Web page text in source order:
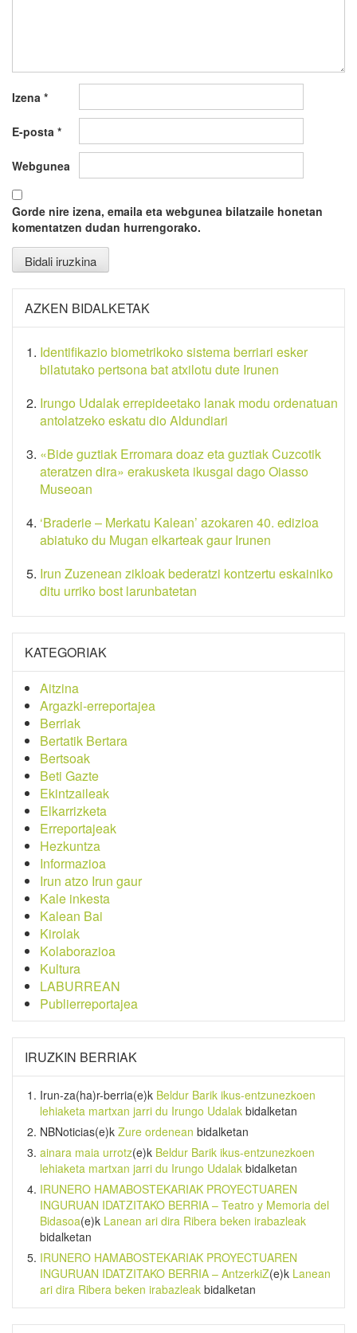
Izena *
E-posta *
Webgunea
Gorde nire izena, emaila eta webgunea bilatzaile honetan
komentatzen dudan hurrengorako.
AZKEN BIDALKETAK
Identifikazio biometrikoko sistema berriari esker
bilatutako pertsona bat atxilotu dute Irunen
Irungo Udalak errepideetako lanak modu ordenatuan
antolatzeko eskatu dio Aldundiari
«Bide guztiak Erromara doaz eta guztiak Cuzcotik
ateratzen dira» erakusketa ikusgai dago Oiasso
Museoan
‘Braderie – Merkatu Kalean’ azokaren 40. edizioa
abiatuko du Mugan elkarteak gaur Irunen
Irun Zuzenean zikloak bederatzi kontzertu eskainiko
ditu urriko bost larunbatetan
KATEGORIAK
Aitzina
Argazki-erreportajea
Berriak
Bertatik Bertara
Bertsoak
Beti Gazte
Ekintzaileak
Elkarrizketa
Erreportajeak
Hezkuntza
Informazioa
Irun atzo Irun gaur
Kale inkesta
Kalean Bai
Kirolak
Kolaborazioa
Kultura
LABURREAN
Publierreportajea
IRUZKIN BERRIAK
Irun-za(ha)r-berria(e)k Beldur Barik ikus-entzunezkoen
lehiaketa martxan jarri du Irungo Udalak bidalketan
NBNoticias(e)k Zure ordenean bidalketan
ainara maia urrotz(e)k Beldur Barik ikus-entzunezkoen
lehiaketa martxan jarri du Irungo Udalak bidalketan
IRUNERO HAMABOSTEKARIAK PROYECTUAREN
INGURUAN IDATZITAKO BERRIA – Teatro y Memoria del
Bidasoa(e)k Lanean ari dira Ribera beken irabazleak
bidalketan
IRUNERO HAMABOSTEKARIAK PROYECTUAREN
INGURUAN IDATZITAKO BERRIA – AntzerkiZ(e)k Lanean
ari dira Ribera beken irabazleak bidalketan